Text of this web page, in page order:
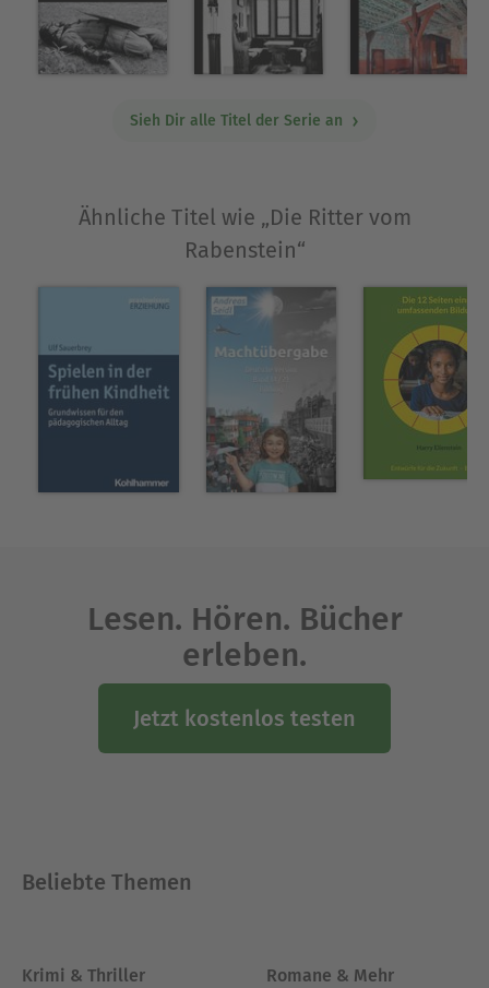
Ausblenden
Sieh Dir alle Titel der Serie an
Ähnliche Titel wie „Die Ritter vom
Rabenstein“
Lesen. Hören. Bücher
erleben.
Jetzt kostenlos testen
Beliebte Themen
Krimi & Thriller Romane & Mehr